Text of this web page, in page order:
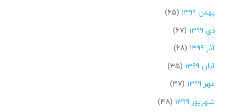
بهمن ۱۳۹۹
(۶۵)
دی ۱۳۹۹
(۶۷)
آذر ۱۳۹۹
(۶۸)
آبان ۱۳۹۹
(۳۵)
مهر ۱۳۹۹
(۳۷)
شهریور ۱۳۹۹
(۴۸)